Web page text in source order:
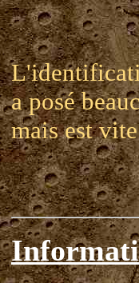
a posé
mais est